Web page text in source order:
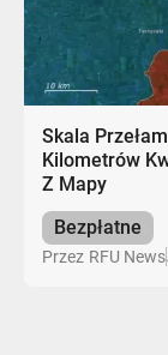
Skala
Kilometrów
Z Mapy
Bezpłatne
Przez RFU News